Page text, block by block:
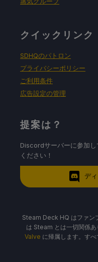
クイックリンク
SDHQのパトロン
プライバシーポリシー
ご利用条件
広告設定の管理
提案は？
Discordサーバーに参加
ください！
デ
Steam Deck HQ はファン
は Steam とは一切関係
Valve に帰属します。す